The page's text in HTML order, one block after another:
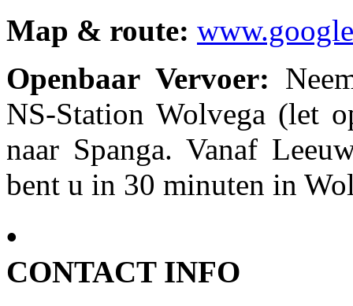
Map & route:
Openbaar Vervoer:
NS-Station Wolvega (let
naar Spanga. Vanaf
bent u in 30 minuten in
•
CONTACT INFO